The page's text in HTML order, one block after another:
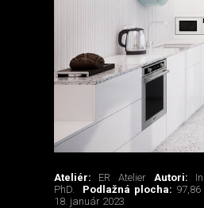
Ateliér: ER Atelier Autori:
PhD.
Podlažná plocha: 97,86
18. január 2023